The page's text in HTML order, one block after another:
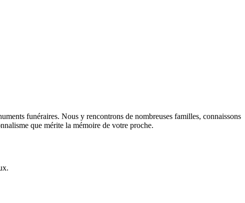
funéraires. Nous y rencontrons de nombreuses familles, connaissons
que mérite la mémoire de votre proche.